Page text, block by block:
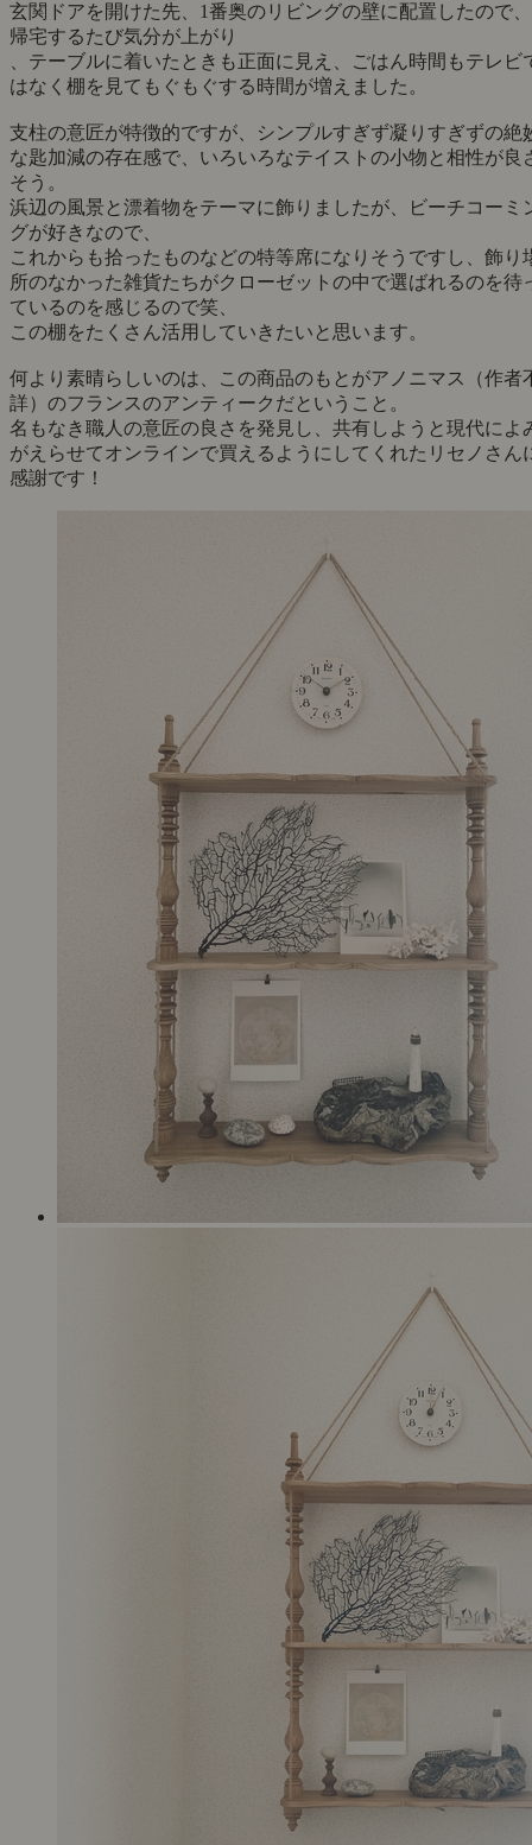
玄関ドアを開けた先、1番奥のリビングの壁に配置したので、
帰宅するたび気分が上がり
、テーブルに着いたときも正面に見え、ごはん時間もテレビ
はなく棚を見てもぐもぐする時間が増えました。
支柱の意匠が特徴的ですが、シンプルすぎず凝りすぎずの絶
な匙加減の存在感で、いろいろなテイストの小物と相性が良
そう。
浜辺の風景と漂着物をテーマに飾りましたが、ビーチコーミ
グが好きなので、
これからも拾ったものなどの特等席になりそうですし、飾り
所のなかった雑貨たちがクローゼットの中で選ばれるのを待
ているのを感じるので笑、
この棚をたくさん活用していきたいと思います。
何より素晴らしいのは、この商品のもとがアノニマス（作者
詳）のフランスのアンティークだということ。
名もなき職人の意匠の良さを発見し、共有しようと現代によ
がえらせてオンラインで買えるようにしてくれたリセノさん
感謝です！